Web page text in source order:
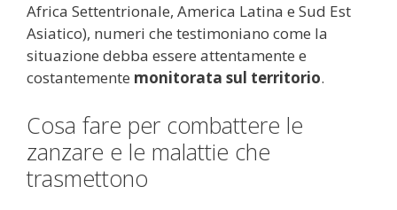
Africa Settentrionale, America Latina e Sud Est
Asiatico), numeri che testimoniano come la
situazione debba essere attentamente e
costantemente monitorata sul territorio.
Cosa fare per combattere le
zanzare e le malattie che
trasmettono